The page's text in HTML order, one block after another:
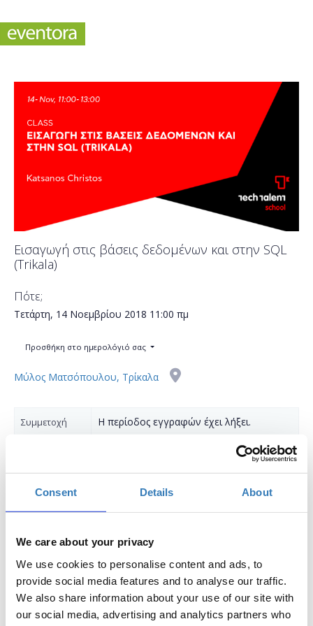
Consent Details About
We care about your privacy
We use cookies to personalise content and ads, to
provide social media features and to analyse our traffic.
We also share information about your use of our site with
our social media, advertising and analytics partners who
Εισαγωγή στις βάσεις δεδομένων και στην SQL
(Trikala)
Πότε;
Τετάρτη, 14 Νοεμβρίου 2018 11:00 πμ
Προσθήκη στο ημερολόγιό σας
Μύλος Ματσόπουλου, Τρίκαλα
Συμμετοχή Η περίοδος εγγραφών έχει λήξει.
Τι είναι μία βάση δεδομένων;
Πώς μπορούμε να δημιουργήσουμε μία βάση δεδομένων;
Πώς μπορούμε να διαχειριστούμε μία βάση δεδομένων;
Η SQL είναι ουσιαστικά μία γλώσσα , η οποία όπως θα